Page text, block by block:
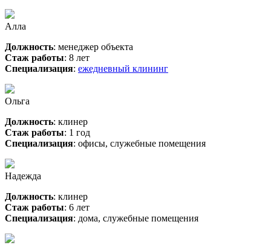
Алла
Должность: менеджер объекта
Стаж работы: 8 лет
Специализация: ежедневный клининг
Ольга
Должность: клинер
Стаж работы: 1 год
Специализация: офисы, служебные помещения
Надежда
Должность: клинер
Стаж работы: 6 лет
Специализация: дома, служебные помещения